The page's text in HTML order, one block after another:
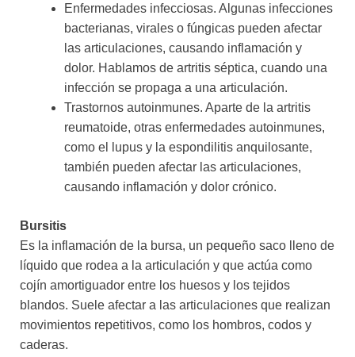
Enfermedades infecciosas. Algunas infecciones
bacterianas, virales o fúngicas pueden afectar
las articulaciones, causando inflamación y
dolor. Hablamos de artritis séptica, cuando una
infección se propaga a una articulación.
Trastornos autoinmunes. Aparte de la artritis
reumatoide, otras enfermedades autoinmunes,
como el lupus y la espondilitis anquilosante,
también pueden afectar las articulaciones,
causando inflamación y dolor crónico.
Bursitis
Es la inflamación de la bursa, un pequeño saco lleno de
líquido que rodea a la articulación y que actúa como
cojín amortiguador entre los huesos y los tejidos
blandos. Suele afectar a las articulaciones que realizan
movimientos repetitivos, como los hombros, codos y
caderas.